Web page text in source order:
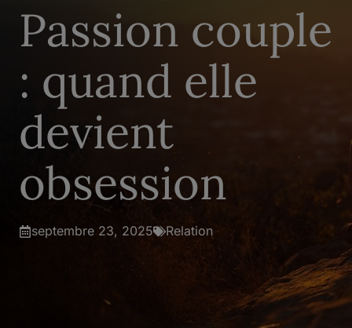
Passion couple
: quand elle
devient
obsession
septembre 23, 2025 Relation